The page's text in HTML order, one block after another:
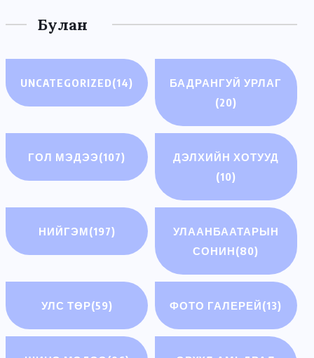
Булан
UNCATEGORIZED(14)
БАДРАНГУЙ УРЛАГ
(20)
ГОЛ МЭДЭЭ(107)
ДЭЛХИЙН ХОТУУД
(10)
НИЙГЭМ(197)
УЛААНБААТАРЫН
СОНИН(80)
УЛС ТӨР(59) ФОТО ГАЛЕРЕЙ(13)